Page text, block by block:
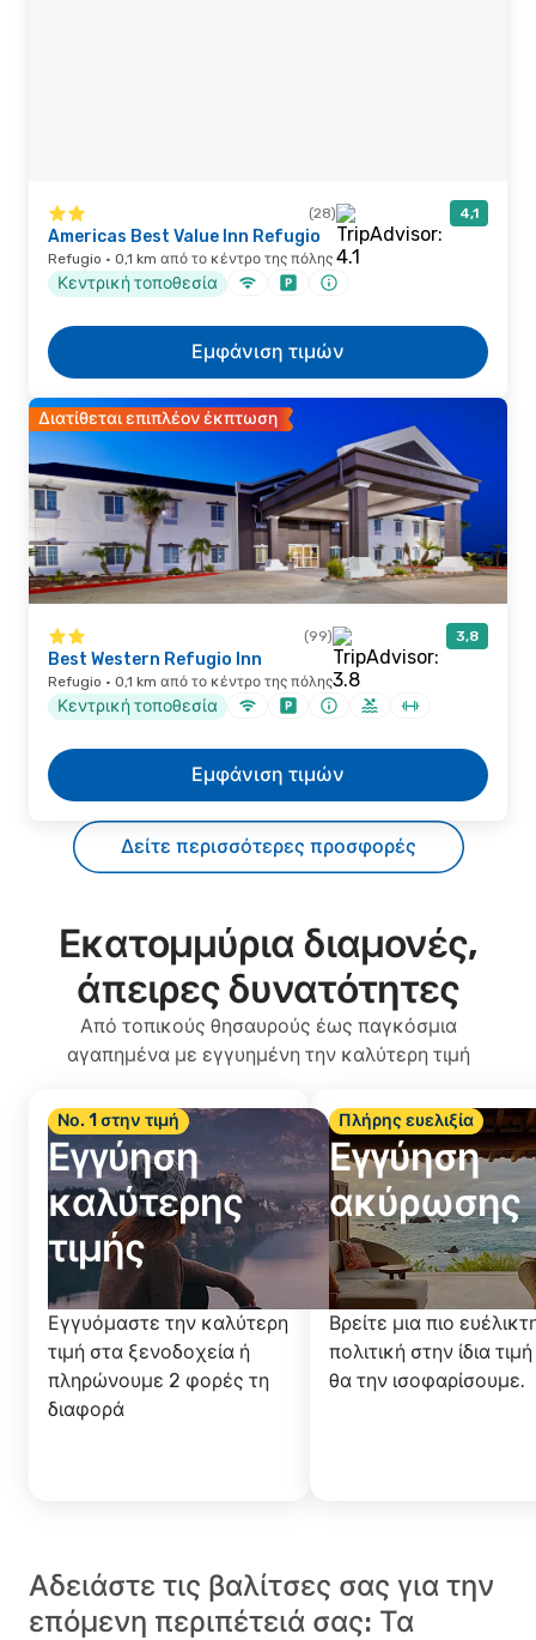
(28) 4,1
Americas Best Value Inn Refugio
Refugio · 0,1 km από το κέντρο της πόλης
Κεντρική τοποθεσία
Εμφάνιση τιμών
Διατίθεται επιπλέον έκπτωση
(99) 3,8
Best Western Refugio Inn
Refugio · 0,1 km από το κέντρο της πόλης
Κεντρική τοποθεσία
Εμφάνιση τιμών
Δείτε περισσότερες προσφορές
Εκατομμύρια διαμονές,
άπειρες δυνατότητες
Από τοπικούς θησαυρούς έως παγκόσμια
αγαπημένα με εγγυημένη την καλύτερη τιμή
Νο. 1 στην τιμή
Εγγύηση
καλύτερης
τιμής
Εγγυόμαστε την καλύτερη
τιμή στα ξενοδοχεία ή
πληρώνουμε 2 φορές τη
διαφορά
Πλήρης ευελιξία
Εγγύηση
ακύρωσης
Βρείτε μια πιο
πολιτική στην ίδια
θα την ισοφαρίσουμε.
Αδειάστε τις βαλίτσες σας για την
επόμενη περιπέτειά σας: Τα